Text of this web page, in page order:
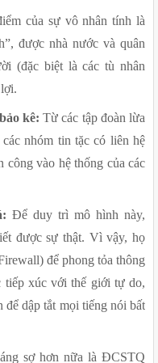
của sự vô nhân tính là
được nhà nước và quân
(đặc biệt là các tù nhân
kê: Từ các tập đoàn lừa
nhóm tin tặc có liên hệ
vào hệ thống của các
Để duy trì mô hình này,
được sự thật. Vì vậy, họ
để phong tỏa thông
tiếp xúc với thế giới tự do,
để dập tắt mọi tiếng nói bất
sợ hơn nữa là ĐCSTQ